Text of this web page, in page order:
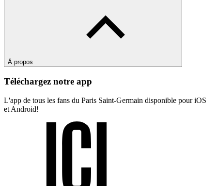
À propos
Téléchargez notre app
L'app de tous les fans du Paris Saint-Germain disponible pour iOS
et Android!